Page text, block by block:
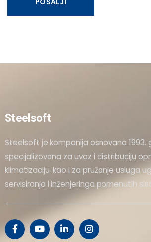
Steelsoft
Steelsoft je kompanija osnovana 1993.
specijalizovana za uvoz i distribuciju
klimatizaciju, kao i za pružanje usluga
servisiranja i inženjeringa pomenutih